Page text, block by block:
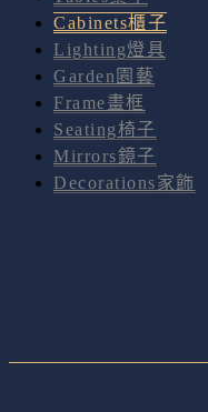
Cabinets櫃子
Lighting燈具
Garden園藝
Frame畫框
Seating椅子
Mirrors鏡子
Decorations家飾